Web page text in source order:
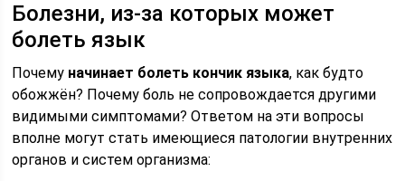
Болезни, из-за которых может
болеть язык
Почему начинает болеть кончик языка, как будто
обожжён? Почему боль не сопровождается другими
видимыми симптомами? Ответом на эти вопросы
вполне могут стать имеющиеся патологии внутренних
органов и систем организма: